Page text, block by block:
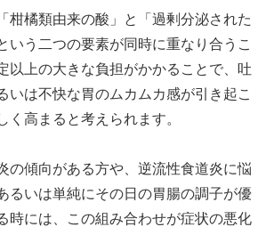
柑橘類由来の酸」と「過剰分泌された
いう二つの要素が同時に重なり合うこ
以上の大きな負担がかかることで、吐
いは不快な胃のムカムカ感が引き起こ
く高まると考えられます。
の傾向がある方や、逆流性食道炎に悩
るいは単純にその日の胃腸の調子が優
時には、この組み合わせが症状の悪化